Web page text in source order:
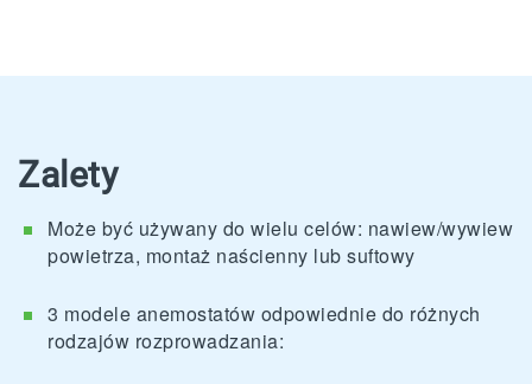
Zalety
Może być używany do wielu celów: nawiew/wywiew
powietrza, montaż naścienny lub suftowy
3 modele anemostatów odpowiednie do różnych
rodzajów rozprowadzania: